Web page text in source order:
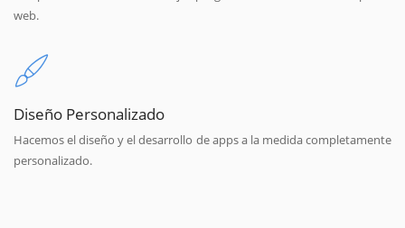
web.
Diseño Personalizado
Hacemos el diseño y el desarrollo de apps a la medida completamente
personalizado.